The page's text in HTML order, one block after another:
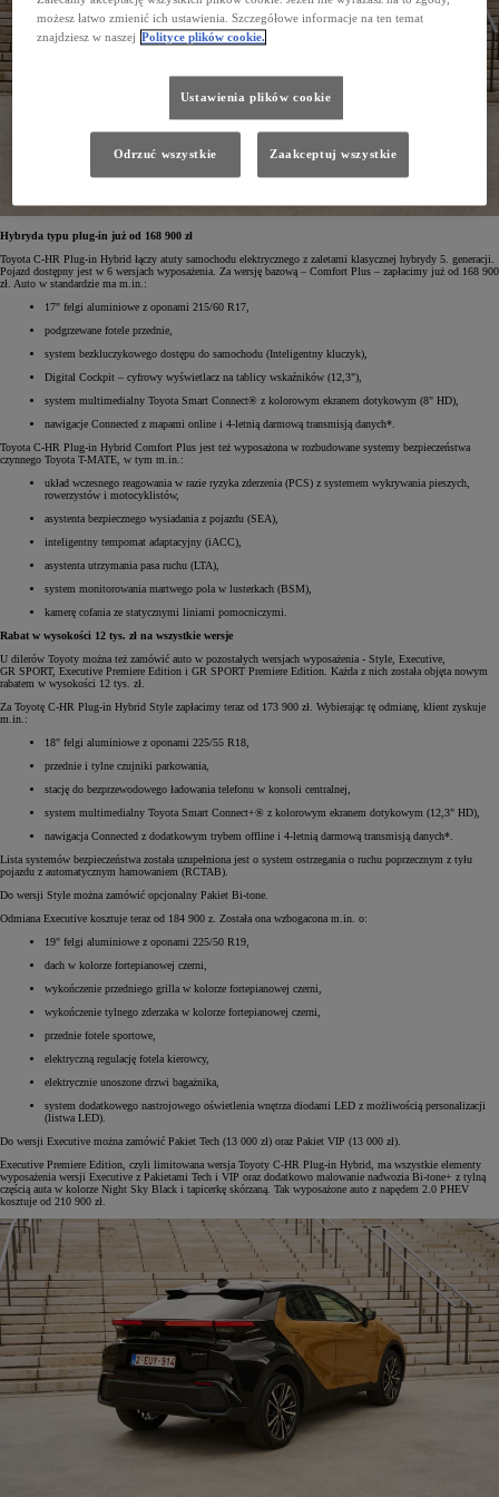
Hybryda typu plug-in już od 168 900 zł
Toyota C-HR Plug-in Hybrid łączy atuty samochodu elektrycznego z zaletami klasycznej hybrydy 5. generacji.
Pojazd dostępny jest w 6 wersjach wyposażenia. Za wersję bazową – Comfort Plus – zapłacimy już od 168 900
zł. Auto w standardzie ma m.in.:
17" felgi aluminiowe z oponami 215/60 R17,
podgrzewane fotele przednie,
system bezkluczykowego dostępu do samochodu (Inteligentny kluczyk),
Digital Cockpit – cyfrowy wyświetlacz na tablicy wskaźników (12,3"),
system multimedialny Toyota Smart Connect® z kolorowym ekranem dotykowym (8" HD),
nawigacje Connected z mapami online i 4-letnią darmową transmisją danych*.
Toyota C-HR Plug-in Hybrid Comfort Plus jest też wyposażona w rozbudowane systemy bezpieczeństwa
czynnego Toyota T-MATE, w tym m.in.:
układ wczesnego reagowania w razie ryzyka zderzenia (PCS) z systemem wykrywania pieszych,
rowerzystów i motocyklistów,
asystenta bezpiecznego wysiadania z pojazdu (SEA),
inteligentny tempomat adaptacyjny (iACC),
asystenta utrzymania pasa ruchu (LTA),
system monitorowania martwego pola w lusterkach (BSM),
kamerę cofania ze statycznymi liniami pomocniczymi.
Rabat w wysokości 12 tys. zł na wszystkie wersje
U dilerów Toyoty można też zamówić auto w pozostałych wersjach wyposażenia - Style, Executive,
GR SPORT, Executive Premiere Edition i GR SPORT Premiere Edition. Każda z nich została objęta nowym
rabatem w wysokości 12 tys. zł.
Za Toyotę C-HR Plug-in Hybrid Style zapłacimy teraz od 173 900 zł. Wybierając tę odmianę, klient zyskuje
m.in.:
18" felgi aluminiowe z oponami 225/55 R18,
przednie i tylne czujniki parkowania,
stację do bezprzewodowego ładowania telefonu w konsoli centralnej,
system multimedialny Toyota Smart Connect+® z kolorowym ekranem dotykowym (12,3" HD),
nawigacja Connected z dodatkowym trybem offline i 4-letnią darmową transmisją danych*.
Lista systemów bezpieczeństwa została uzupełniona jest o system ostrzegania o ruchu poprzecznym z tyłu
pojazdu z automatycznym hamowaniem (RCTAB).
Do wersji Style można zamówić opcjonalny Pakiet Bi-tone.
Odmiana Executive kosztuje teraz od 184 900 z. Została ona wzbogacona m.in. o:
19" felgi aluminiowe z oponami 225/50 R19,
dach w kolorze fortepianowej czerni,
wykończenie przedniego grilla w kolorze fortepianowej czerni,
wykończenie tylnego zderzaka w kolorze fortepianowej czerni,
przednie fotele sportowe,
elektryczną regulację fotela kierowcy,
elektrycznie unoszone drzwi bagażnika,
system dodatkowego nastrojowego oświetlenia wnętrza diodami LED z możliwością personalizacji
(listwa LED).
Do wersji Executive można zamówić Pakiet Tech (13 000 zł) oraz Pakiet VIP (13 000 zł).
Executive Premiere Edition, czyli limitowana wersja Toyoty C-HR Plug-in Hybrid, ma wszystkie elementy
wyposażenia wersji Executive z Pakietami Tech i VIP oraz dodatkowo malowanie nadwozia Bi-tone+ z tylną
częścią auta w kolorze Night Sky Black i tapicerkę skórzaną. Tak wyposażone auto z napędem 2.0 PHEV
kosztuje od 210 900 zł.
możesz łatwo zmienić ich ustawienia. Szczegółowe informacje na ten temat
znajdziesz w naszej Polityce plików cookie.
Ustawienia plików cookie
Odrzuć wszystkie Zaakceptuj wszystkie